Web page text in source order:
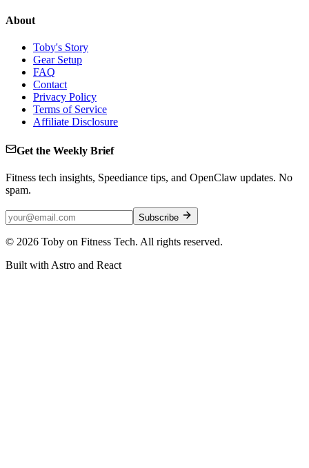
About
Toby's Story
Gear Setup
FAQ
Contact
Privacy Policy
Terms of Service
Affiliate Disclosure
Get the Weekly Brief
Fitness tech insights, Speediance tips, and OpenClaw updates. No
spam.
Subscribe
© 2026 Toby on Fitness Tech. All rights reserved.
Built with Astro and React